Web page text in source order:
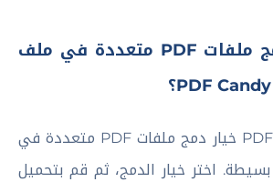
هل يمكنني دمج ملفات PDF متعددة في ملف
نعم، يوفر PDF Candy خيار دمج ملفات PDF متعددة في
اختر خيار الدمج، ثم قم بتحميل